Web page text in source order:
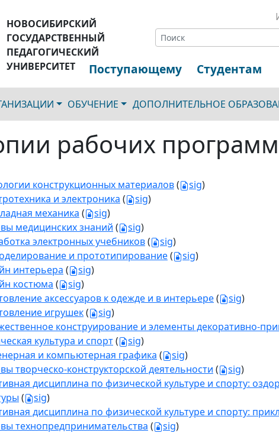
НОВОСИБИРСКИЙ
ГОСУДАРСТВЕННЫЙ
ПЕДАГОГИЧЕСКИЙ
УНИВЕРСИТЕТ
Поступающему Студентам
ОБУЧЕНИЕ ДОПОЛНИТЕЛЬНОЕ
рабочих
конструкционных материалов( sig)
и электроника ( sig)
механика ( sig)
медицинских знаний ( sig)
электронных учебников( sig)
и прототипирование( sig)
интерьера ( sig)
костюма ( sig)
аксессуаров к одежде и в интерьере( sig)
игрушек( sig)
конструирование и элементы декоративно-
культура и спорт( sig)
и компьютерная графика ( sig)
творческо-конструкторской деятельности ( sig)
дисциплина по физической культуре и спорту:
( sig)
дисциплина по физической культуре и спорту:
технопредпринимательства ( sig)